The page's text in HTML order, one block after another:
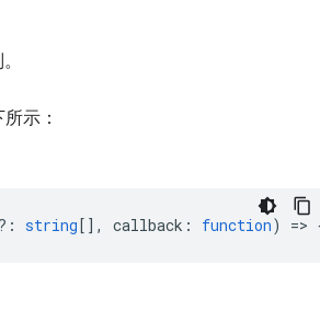
示：
: string [], callback : function)